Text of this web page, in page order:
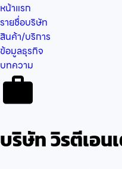
หน้าแรก
รายชื่อบริษัท
สินค้า/บริการ
ข้อมูลธุรกิจ
บทความ
บริษัท วิรตีเอน